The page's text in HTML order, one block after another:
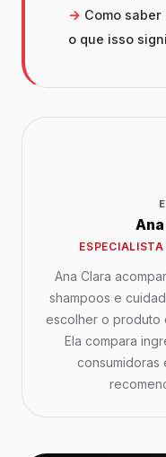
Como saber
o que isso
Ana Clara
shampoos e
escolher o produto
Ela compara
consumidoras